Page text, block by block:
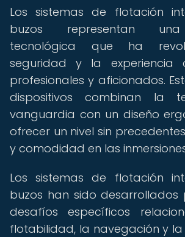
Los sistemas de flotación
buzos representan una
tecnológica que ha
seguridad y la experiencia
profesionales y aficionados.
dispositivos combinan la
vanguardia con un diseño
ofrecer un nivel sin
y comodidad en las
Los sistemas de flotación
buzos han sido
desafíos específicos
flotabilidad, la navegación y